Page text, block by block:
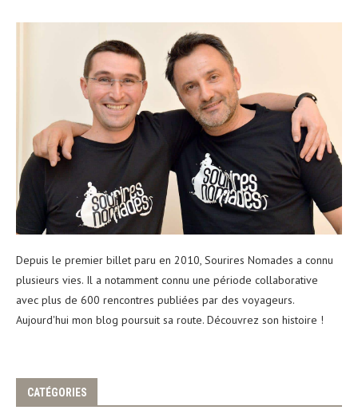
Depuis le premier billet paru en 2010, Sourires Nomades a connu
plusieurs vies. Il a notamment connu une période collaborative
avec plus de 600 rencontres publiées par des voyageurs.
Aujourd'hui mon blog poursuit sa route. Découvrez son histoire !
CATÉGORIES